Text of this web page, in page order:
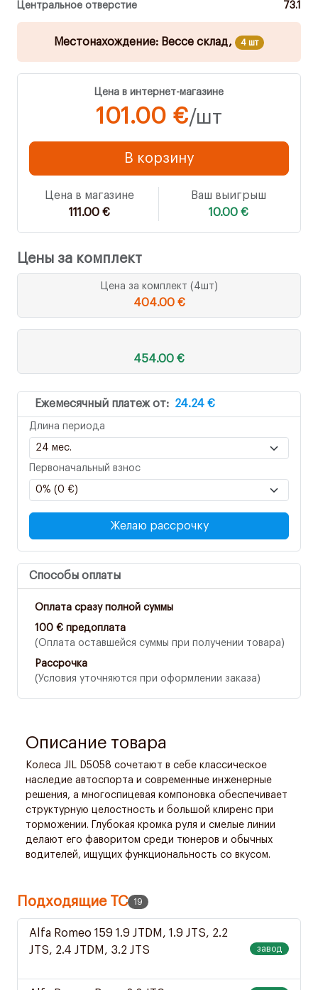
Центральное отверстие 73.1
Местонахождение: Вессе склад, 4 шт
Цена в интернет-магазине
101.00 €/шт
В корзину
Цена в магазине
111.00 €
Ваш выигрыш
10.00 €
Цены за комплект
Цена за комплект (4шт)
404.00 €
454.00 €
Ежемесячный платеж от: 24.24 €
Длина периода
Первоначальный взнос
Желаю рассрочку
Способы оплаты
Оплата сразу полной суммы
100 € предоплата
(Оплата оставшейся суммы при получении товара)
Рассрочка
(Условия уточняются при оформлении заказа)
Описание товара
Колеса JIL D5058 сочетают в себе классическое
наследие автоспорта и современные инженерные
решения, а многоспицевая компоновка обеспечивает
структурную целостность и большой клиренс при
торможении. Глубокая кромка руля и смелые линии
делают его фаворитом среди тюнеров и обычных
водителей, ищущих функциональность со вкусом.
Подходящие ТС 19
Alfa Romeo 159 1.9 JTDM, 1.9 JTS, 2.2
JTS, 2.4 JTDM, 3.2 JTS
завод